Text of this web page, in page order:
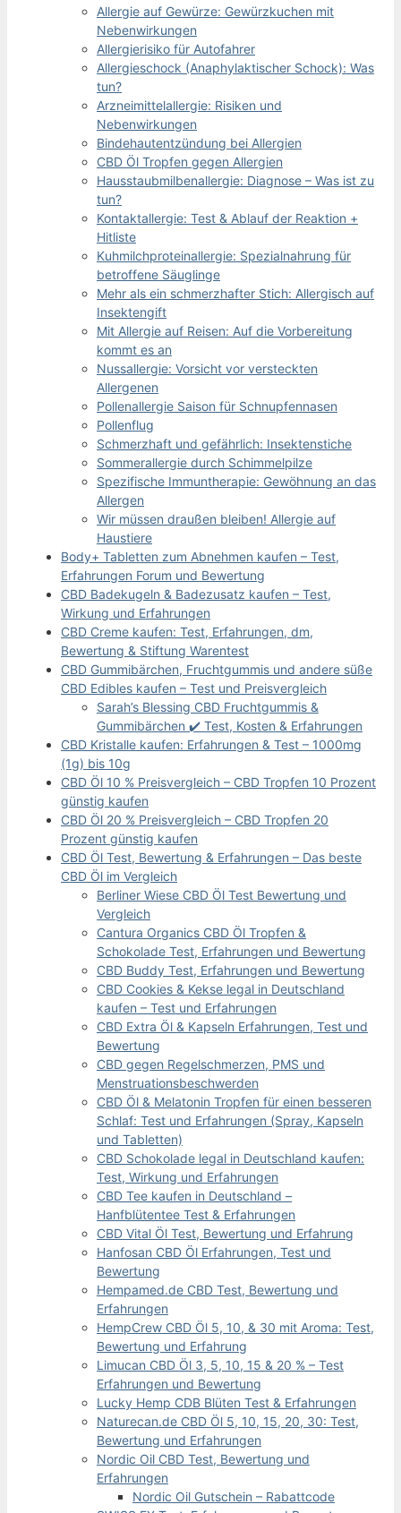
Allergie auf Gewürze: Gewürzkuchen mit
Nebenwirkungen
Allergierisiko für Autofahrer
Allergieschock (Anaphylaktischer Schock): Was
tun?
Arzneimittelallergie: Risiken und
Nebenwirkungen
Bindehautentzündung bei Allergien
CBD Öl Tropfen gegen Allergien
Hausstaubmilbenallergie: Diagnose – Was ist zu
tun?
Kontaktallergie: Test & Ablauf der Reaktion +
Hitliste
Kuhmilchproteinallergie: Spezialnahrung für
betroffene Säuglinge
Mehr als ein schmerzhafter Stich: Allergisch auf
Insektengift
Mit Allergie auf Reisen: Auf die Vorbereitung
kommt es an
Nussallergie: Vorsicht vor versteckten
Allergenen
Pollenallergie Saison für Schnupfennasen
Pollenflug
Schmerzhaft und gefährlich: Insektenstiche
Sommerallergie durch Schimmelpilze
Spezifische Immuntherapie: Gewöhnung an das
Allergen
Wir müssen draußen bleiben! Allergie auf
Haustiere
Body+ Tabletten zum Abnehmen kaufen – Test,
Erfahrungen Forum und Bewertung
CBD Badekugeln & Badezusatz kaufen – Test,
Wirkung und Erfahrungen
CBD Creme kaufen: Test, Erfahrungen, dm,
Bewertung & Stiftung Warentest
CBD Gummibärchen, Fruchtgummis und andere süße
CBD Edibles kaufen – Test und Preisvergleich
Sarah’s Blessing CBD Fruchtgummis &
Gummibärchen ✔️ Test, Kosten & Erfahrungen
CBD Kristalle kaufen: Erfahrungen & Test – 1000mg
(1g) bis 10g
CBD Öl 10 % Preisvergleich – CBD Tropfen 10 Prozent
günstig kaufen
CBD Öl 20 % Preisvergleich – CBD Tropfen 20
Prozent günstig kaufen
CBD Öl Test, Bewertung & Erfahrungen – Das beste
CBD Öl im Vergleich
Berliner Wiese CBD Öl Test Bewertung und
Vergleich
Cantura Organics CBD Öl Tropfen &
Schokolade Test, Erfahrungen und Bewertung
CBD Buddy Test, Erfahrungen und Bewertung
CBD Cookies & Kekse legal in Deutschland
kaufen – Test und Erfahrungen
CBD Extra Öl & Kapseln Erfahrungen, Test und
Bewertung
CBD gegen Regelschmerzen, PMS und
Menstruationsbeschwerden
CBD Öl & Melatonin Tropfen für einen besseren
Schlaf: Test und Erfahrungen (Spray, Kapseln
und Tabletten)
CBD Schokolade legal in Deutschland kaufen:
Test, Wirkung und Erfahrungen
CBD Tee kaufen in Deutschland –
Hanfblütentee Test & Erfahrungen
CBD Vital Öl Test, Bewertung und Erfahrung
Hanfosan CBD Öl Erfahrungen, Test und
Bewertung
Hempamed.de CBD Test, Bewertung und
Erfahrungen
HempCrew CBD Öl 5, 10, & 30 mit Aroma: Test,
Bewertung und Erfahrung
Limucan CBD Öl 3, 5, 10, 15 & 20 % – Test
Erfahrungen und Bewertung
Lucky Hemp CDB Blüten Test & Erfahrungen
Naturecan.de CBD Öl 5, 10, 15, 20, 30: Test,
Bewertung und Erfahrungen
Nordic Oil CBD Test, Bewertung und
Erfahrungen
Nordic Oil Gutschein – Rabattcode